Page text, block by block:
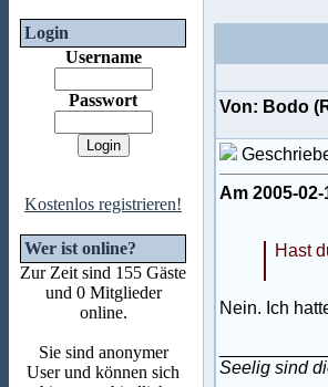
Login
Username
Passwort
Kostenlos registrieren!
Wer ist online?
Zur Zeit sind 155 Gäste
und 0 Mitglieder
online.
Sie sind anonymer
User und können sich
Von: Bodo
Am 2005-
Hast
Nein. Ich
Seelig sind